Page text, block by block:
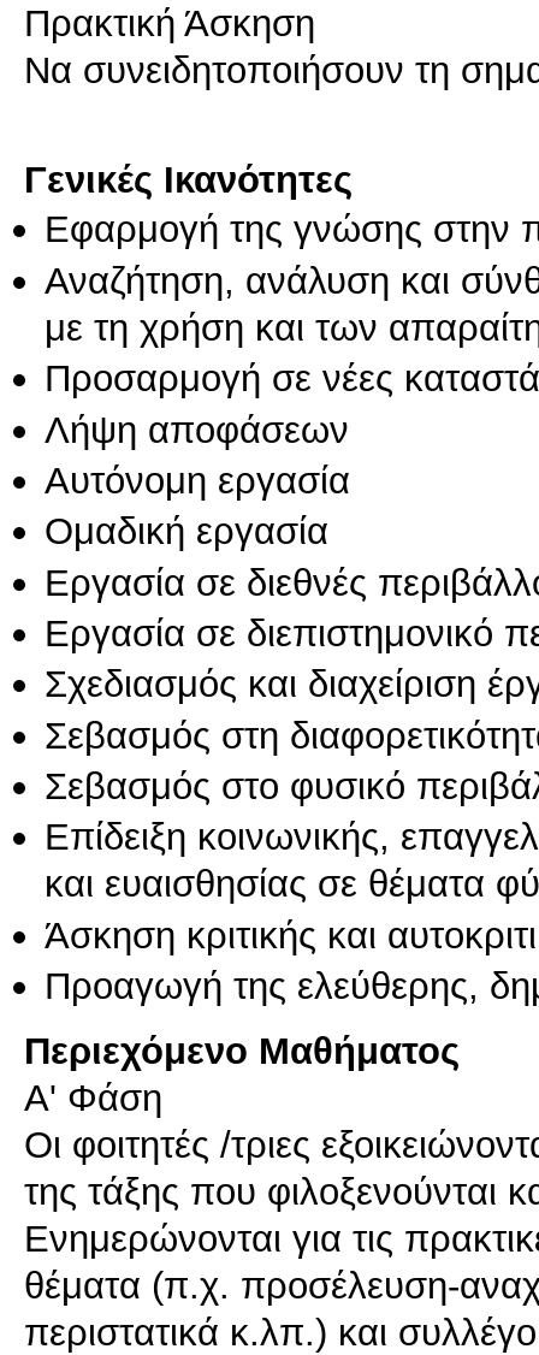
Πρακτική Άσκηση
Να συνειδητοποιήσουν τη
Γενικές Ικανότητες
Εφαρμογή της γνώσης στην
Αναζήτηση, ανάλυση και
με τη χρήση και των
Προσαρμογή σε νέες
Λήψη αποφάσεων
Αυτόνομη εργασία
Ομαδική εργασία
Εργασία σε διεθνές
Εργασία σε διεπιστημονικό
Σχεδιασμός και διαχείριση
Σεβασμός στη
Σεβασμός στο φυσικό
Επίδειξη κοινωνικής,
και ευαισθησίας σε θέματα
Άσκηση κριτικής και
Προαγωγή της ελεύθερης,
Περιεχόμενο Μαθήματος
Α' Φάση
Οι φοιτητές /τριες
της τάξης που φιλοξενούνται
Ενημερώνονται για τις
θέματα (π.χ. προσέλευση-
περιστατικά κ.λπ.) και